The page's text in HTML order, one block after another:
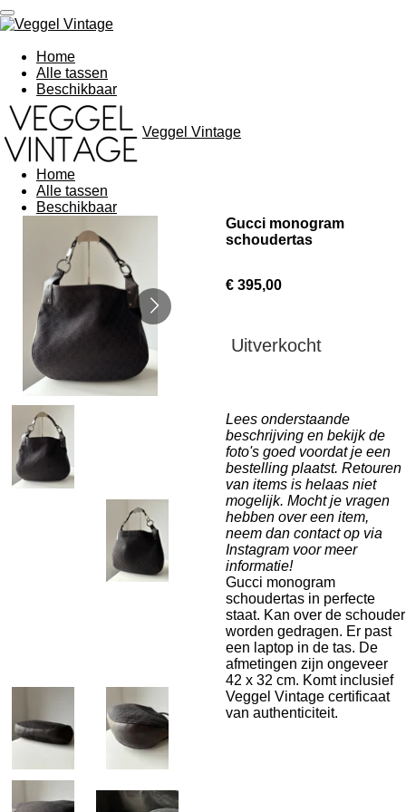
Ga
direct
naar
de
hoofdinhoud
Home
Alle tassen
Beschikbaar
Veggel Vintage
Home
Alle tassen
Beschikbaar
Gucci monogram
schoudertas
€ 395,00
Uitverkocht
Lees onderstaande
beschrijving en bekijk de
foto's goed voordat je een
bestelling plaatst. Retouren
van items is helaas niet
mogelijk. Mocht je vragen
hebben over een item,
neem dan contact op via
Instagram voor meer
informatie!
Gucci monogram
schoudertas in perfecte
staat. Kan over de schouder
worden gedragen. Er past
een laptop in de tas. De
afmetingen zijn ongeveer
42 x 32 cm. Komt inclusief
Veggel Vintage certificaat
van authenticiteit.